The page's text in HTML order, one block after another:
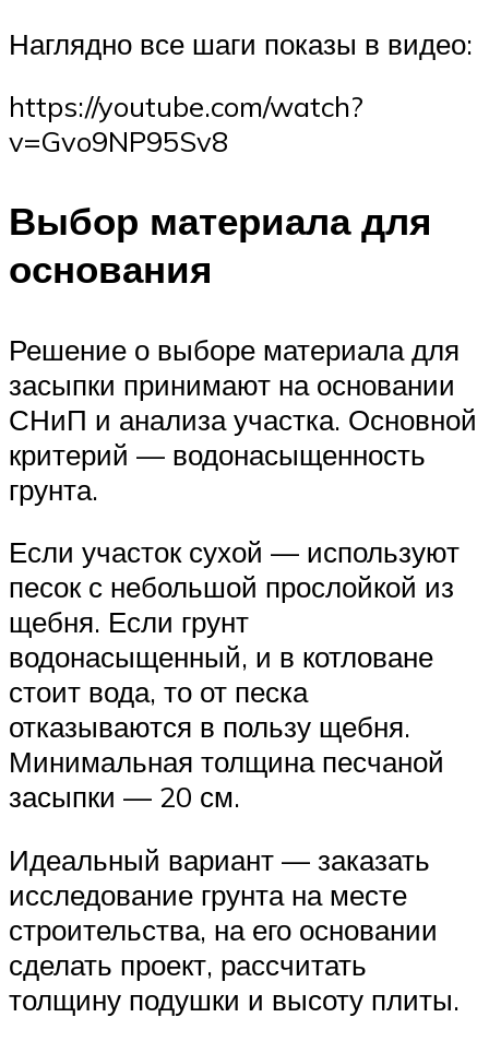
Наглядно все шаги показы в видео:
https://youtube.com/watch?
v=Gvo9NP95Sv8
Выбор материала для
основания
Решение о выборе материала для
засыпки принимают на основании
СНиП и анализа участка. Основной
критерий — водонасыщенность
грунта.
Если участок сухой — используют
песок с небольшой прослойкой из
щебня. Если грунт
водонасыщенный, и в котловане
стоит вода, то от песка
отказываются в пользу щебня.
Минимальная толщина песчаной
засыпки — 20 см.
Идеальный вариант — заказать
исследование грунта на месте
строительства, на его основании
сделать проект, рассчитать
толщину подушки и высоту плиты.